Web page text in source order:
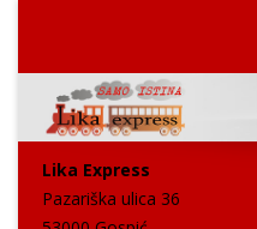
Lika Express
Pazariška ulica 36